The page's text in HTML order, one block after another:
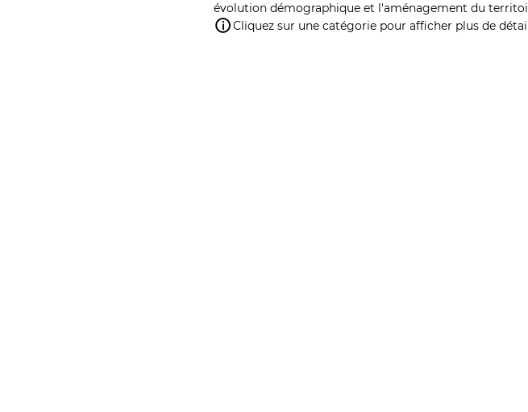
évolution démographique et l'aménagement du
Cliquez sur une catégorie pour afficher plus de